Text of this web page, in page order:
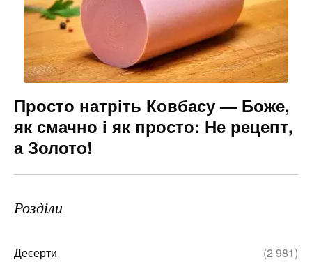
Просто натріть Ковбасу — Боже,
як смачно і як просто: Не рецепт,
а Золото!
Розділи
Десерти (2 981)